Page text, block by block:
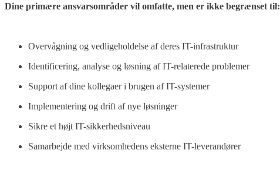
Dine primære ansvarsområder vil omfatte, men er ikke begrænset til:
Overvågning og vedligeholdelse af deres IT-infrastruktur
Identificering, analyse og løsning af IT-relaterede problemer
Support af dine kollegaer i brugen af IT-systemer
Implementering og drift af nye løsninger
Sikre et højt IT-sikkerhedsniveau
Samarbejde med virksomhedens eksterne IT-leverandører